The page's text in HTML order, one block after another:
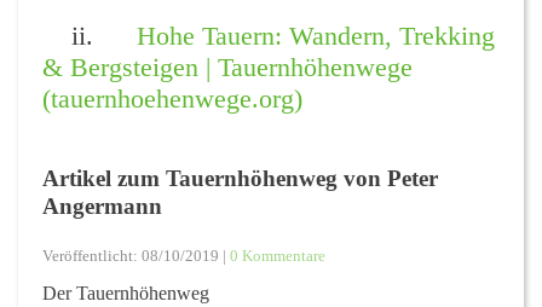
ii. Hohe Tauern: Wandern, Trekking
& Bergsteigen | Tauernhöhenwege
(tauernhoehenwege.org)
Artikel zum Tauernhöhenweg von Peter
Angermann
Veröffentlicht: 08/10/2019 | 0 Kommentare
Der Tauernhöhenweg